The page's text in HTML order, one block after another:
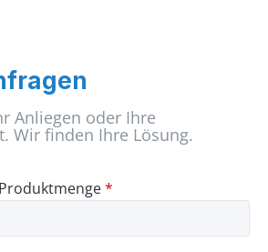
Anliegen oder Ihre
Wir finden Ihre Lösung.
*